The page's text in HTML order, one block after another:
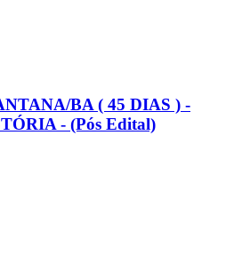
BA ( 45 DIAS ) -
- (Pós Edital)